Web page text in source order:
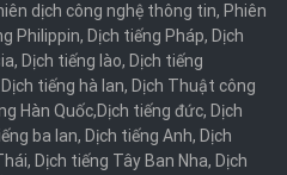
dịch công nghệ thông tin, Phiên
Philippin, Dịch tiếng Pháp, Dịch
, Dịch tiếng lào, Dịch tiếng
Dịch tiếng hà lan, Dịch Thuật công
Hàn Quốc,Dịch tiếng đức, Dịch
ba lan, Dịch tiếng Anh, Dịch
, Dịch tiếng Tây Ban Nha, Dịch